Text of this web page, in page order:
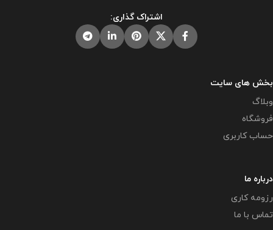
صورت جلسه و فرم های مورد نیاز
اشتراک گذاری:
بخش های سایت
وبلاگ
فروشگاه
حساب کاربری
درباره ما
رزومه کاری
تماس با ما